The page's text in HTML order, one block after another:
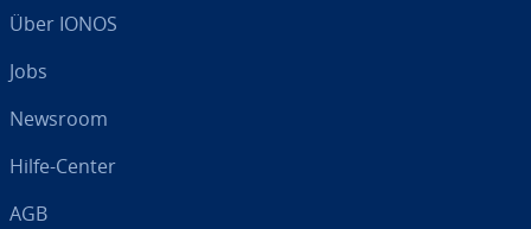
Über IONOS
Jobs
Newsroom
Hilfe-Center
AGB